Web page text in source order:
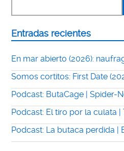
Entradas recientes
En mar abierto (2026):
Somos cortitos: First Date
Podcast: ButaCage | Spider-
Podcast: El tiro por la culata
Podcast: La butaca perdida |